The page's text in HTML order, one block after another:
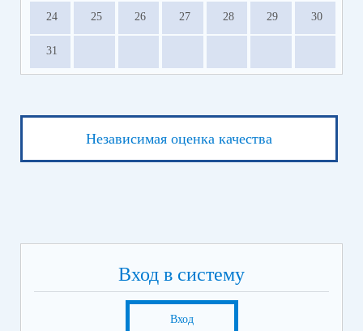
24 25 26 27 28 29 30
31
Независимая оценка качества
Вход в систему
Вход